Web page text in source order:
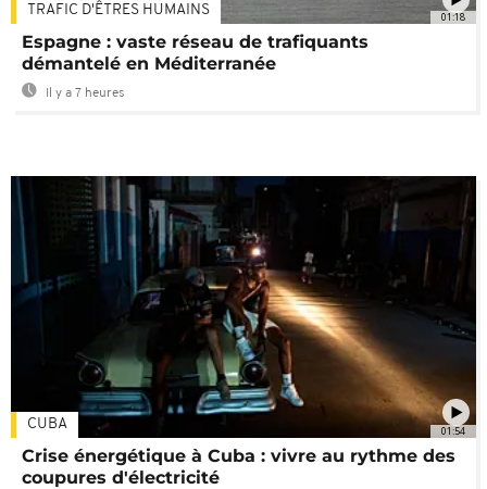
01:18
TRAFIC D'ÊTRES HUMAINS
Espagne : vaste réseau de trafiquants
démantelé en Méditerranée
Il y a 7 heures
01:54
CUBA
Crise énergétique à Cuba : vivre au rythme des
coupures d'électricité